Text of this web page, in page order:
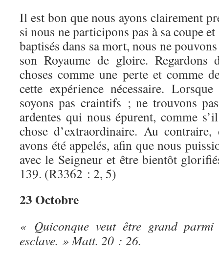
Il est bon que nous ayons clairement
si nous ne participons pas à sa coupe
baptisés dans sa mort, nous ne
son Royaume de gloire. Regardons
choses comme une perte et comme
cette expérience nécessaire.
soyons pas craintifs ; ne trouvons
ardentes qui nous épurent, comme
chose d’extraordinaire. Au
avons été appelés, afin que nous
avec le Seigneur et être bientôt
139. (R3362 : 2, 5)
23 Octobre
« Quiconque veut être grand
esclave. » Matt. 20 : 26.